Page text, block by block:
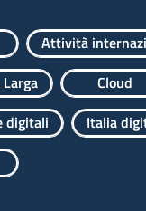
Attività
Cloud
digitali
Italia